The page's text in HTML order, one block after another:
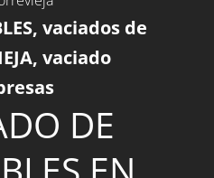
vaciados de
vaciado
DE